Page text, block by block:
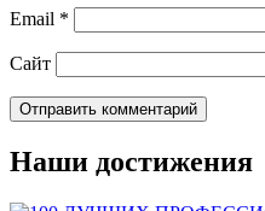
Email *
Сайт
Наши достижения